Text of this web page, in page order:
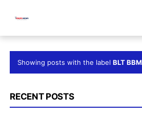
Showing posts with the labelBLT BBM
RECENT POSTS